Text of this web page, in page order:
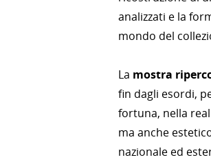
analizzati e la
mondo del
La mostra
fin dagli esordi,
fortuna, nella
ma anche
nazionale ed